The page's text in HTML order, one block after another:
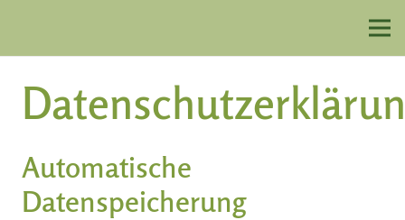
Automatische
Datenspeicherung